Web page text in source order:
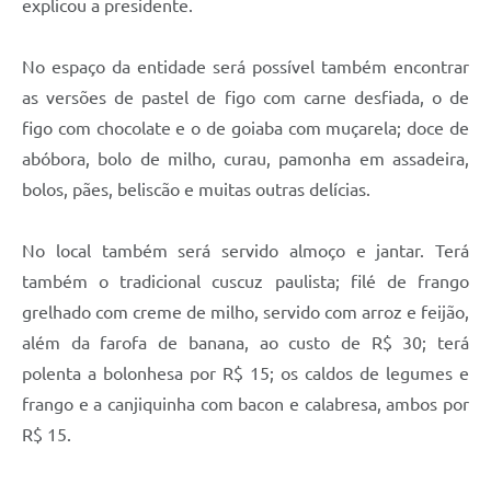
explicou a presidente.
No espaço da entidade será possível também encontrar
as versões de pastel de figo com carne desfiada, o de
figo com chocolate e o de goiaba com muçarela; doce de
abóbora, bolo de milho, curau, pamonha em assadeira,
bolos, pães, beliscão e muitas outras delícias.
No local também será servido almoço e jantar. Terá
também o tradicional cuscuz paulista; filé de frango
grelhado com creme de milho, servido com arroz e feijão,
além da farofa de banana, ao custo de R$ 30; terá
polenta a bolonhesa por R$ 15; os caldos de legumes e
frango e a canjiquinha com bacon e calabresa, ambos por
R$ 15.